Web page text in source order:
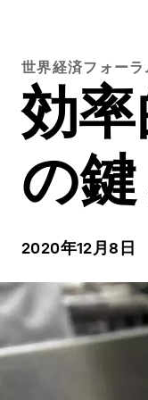
世界経済フォー
効
の
2020年12月8日